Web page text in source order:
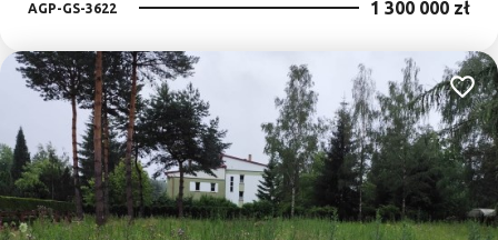
AGP-GS-3622 1 300 000 zł